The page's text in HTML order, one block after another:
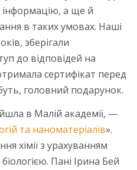
а ще й
в таких умовах. Наші
зберігали
до відповідей на
сертифікат перед
головний подарунок.
в Малій академії, —
та наноматеріалів».
хімії з урахуванням
Пані Ірина Бей